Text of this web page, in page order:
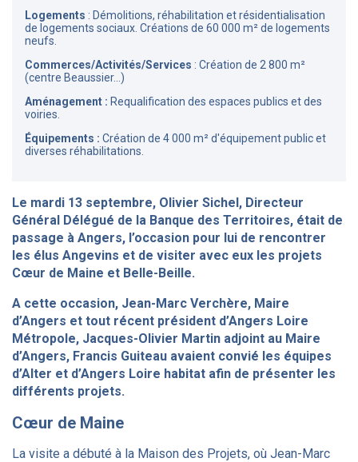
Logements : Démolitions, réhabilitation et résidentialisation
de logements sociaux. Créations de 60 000 m² de logements
neufs.
Commerces/Activités/Services : Création de 2 800 m²
(centre Beaussier...)
Aménagement : Requalification des espaces publics et des
voiries.
Équipements : Création de 4 000 m² d'équipement public et
diverses réhabilitations.
Le mardi 13 septembre, Olivier Sichel, Directeur
Général Délégué de la Banque des Territoires, était de
passage à Angers, l’occasion pour lui de rencontrer
les élus Angevins et de visiter avec eux les projets
Cœur de Maine et Belle-Beille.
A cette occasion, Jean-Marc Verchère, Maire
d’Angers et tout récent président d’Angers Loire
Métropole, Jacques-Olivier Martin adjoint au Maire
d’Angers, Francis Guiteau avaient convié les équipes
d’Alter et d’Angers Loire habitat afin de présenter les
différents projets.
Cœur de Maine
La visite a débuté à la Maison des Projets, où Jean-Marc